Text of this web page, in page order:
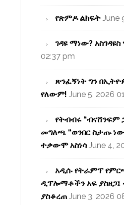
የጽምዶ ልክፍት June
ገዳዩ ማነው?
02:37 pm
ጽንፈኝነት ግን
የለውም! June 5, 2026
የትብብሩ “ብናሸንፍም
መግለጫ “ወንበር ስታጡ
ተቃውሞ አስነሳ June 4,
አዲሱ የትራምፕ
ዲፕሎማቶችን አፍ
ያስቆረጠ June 3, 2026